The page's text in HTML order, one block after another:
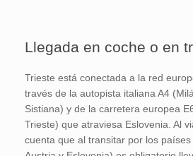
Llegada en coche o en
Trieste está conectada a la red
través de la autopista italiana A4
Sistiana) y de la carretera europea
Trieste) que atraviesa Eslovenia. Al
cuenta que al transitar por los países